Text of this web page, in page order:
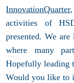
InnovationQuarter
activities of
presented. We
where many
Hopefully leading
Would you like to